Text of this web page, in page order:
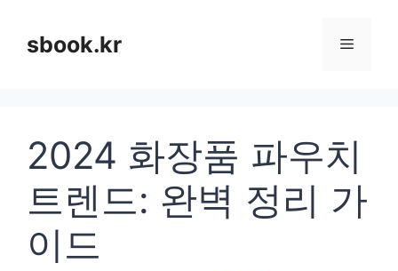
sbook.kr 메
2024 화장품 파우치
트렌드: 완벽 정리 가
이드